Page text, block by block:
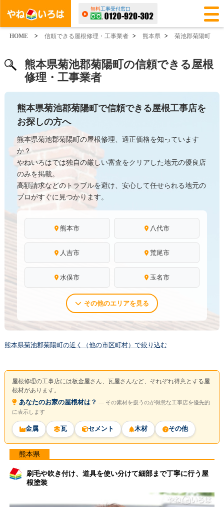
無料工事受付窓口
HOME > 信頼できる屋根修理・工事業者 > 熊本県 > 菊池郡菊陽町
熊本県菊池郡菊陽町の信頼できる屋根
修理・工事業者
熊本県菊池郡菊陽町で信頼できる屋根工事店を
お探しの方へ
熊本県菊池郡菊陽町の屋根修理、適正価格を知っています
か？
やねいろはでは独自の厳しい審査をクリアした地元の優良店
のみを掲載。
高額請求などのトラブルを避け、安心して任せられる地元の
プロがすぐに見つかります。
熊本市 八代市
人吉市 荒尾市
水俣市 玉名市
その他のエリアを見る
熊本県菊池郡菊陽町の近く（他の市区町村）で絞り込む
屋根修理の工事店には板金屋さん、瓦屋さんなど、それぞれ得意とする屋
根材があります。
あなたのお家の屋根材は？ ― その素材を扱うのが得意な工事店を優先的
に表示します
金属 瓦 セメント 木材 その他
熊本県
刷毛や吹き付け、道具を使い分けて細部まで丁寧に行う屋
根塗装